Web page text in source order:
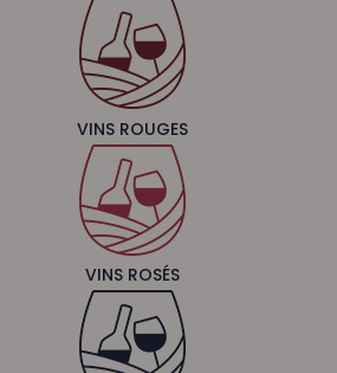
VINS ROUGES
VINS ROSÉS